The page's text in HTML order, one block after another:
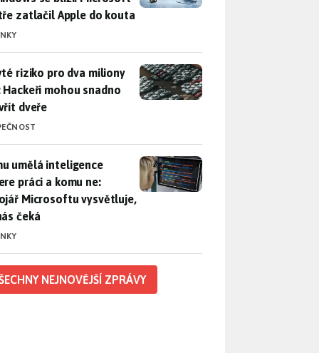
zatlačil Apple do kouta
riziko pro dva miliony aut: Hackeři mohou snadno otevřít
riziko pro dva miliony
Hackeři mohou snadno
dveře
umělá inteligence sebere práci a komu ne: Vývojář
umělá inteligence
práci a komu ne:
Microsoftu vysvětluje,
čeká
NEJNOVĚJŠÍ ZPRÁVY